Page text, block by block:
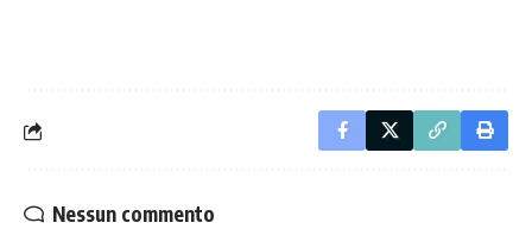
Nessun commento